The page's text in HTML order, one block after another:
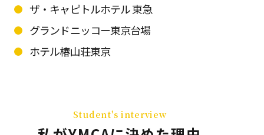
ザ・キャピトルホテル 東急
グランドニッコー東京台場
ホテル椿山荘東京
Student's interview